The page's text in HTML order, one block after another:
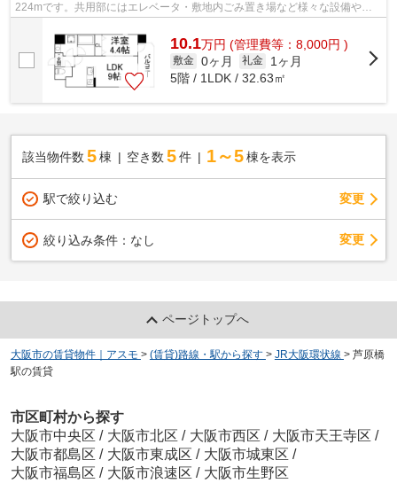
224mです。共用部にはエレベータ・敷地内ごみ置き場など様々な設備やサ
10.1万円 (管理費等：8,000円 )
敷金 0ヶ月 礼金
1ヶ月
5階 / 1LDK / 32.63㎡
該当物件数 5棟 空き数 5 件 1～5 棟を表示
駅で絞り込む 変更
絞り込み条件： なし 変更
ページトップへ
大阪市の賃貸物件｜アスモ > (賃貸)路線・駅から探す > JR大阪環状線 > 芦原橋
駅の賃貸
市区町村から探す
大阪市中央区 / 大阪市北区 / 大阪市西区 / 大阪市天王寺区 /
大阪市都島区 / 大阪市東成区 / 大阪市城東区 /
大阪市福島区 / 大阪市浪速区 / 大阪市生野区